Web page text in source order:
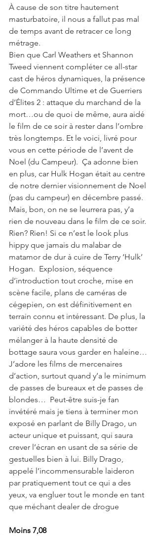
À cause de son titre hautement
masturbatoire, il nous a fallut pas mal
de temps avant de retracer ce long
métrage.
Bien que Carl Weathers et Shannon
Tweed viennent compléter ce all-star
cast de héros dynamiques, la présence
de Commando Ultime et de Guerriers
d’Élites 2 : attaque du marchand de la
mort…ou de quoi de même, aura aidé
le film de ce soir à rester dans l’ombre
très longtemps. Et le voici, livré pour
vous en cette période de l’avent de
Noel (du Campeur).  Ça adonne bien
en plus, car Hulk Hogan était au centre
de notre dernier visionnement de Noel
(pas du campeur) en décembre passé.
Mais, bon, on ne se leurrera pas, y’a
rien de nouveau dans le film de ce soir.
Rien? Rien! Si ce n’est le look plus
hippy que jamais du malabar de
matamor de dur à cuire de Terry ‘Hulk’
Hogan.  Explosion, séquence
d’introduction tout croche, mise en
scène facile, plans de caméras de
cégepien, on est définitivement en
terrain connu et intéressant. De plus, la
variété des héros capables de botter
mélanger à la haute densité de
bottage saura vous garder en haleine…
J’adore les films de mercenaires
d’action, surtout quand y’a le minimum
de passes de bureaux et de passes de
blondes…  Peut-être suis-je fan
invétéré mais je tiens à terminer mon
exposé en parlant de Billy Drago, un
acteur unique et puissant, qui saura
crever l’écran en usant de sa série de
gestuelles bien à lui. Billy Drago,
appelé l’incommensurable laideron
par pratiquement tout ce qui a des
yeux, va engluer tout le monde en tant
que méchant dealer de drogue
Moins 7,08